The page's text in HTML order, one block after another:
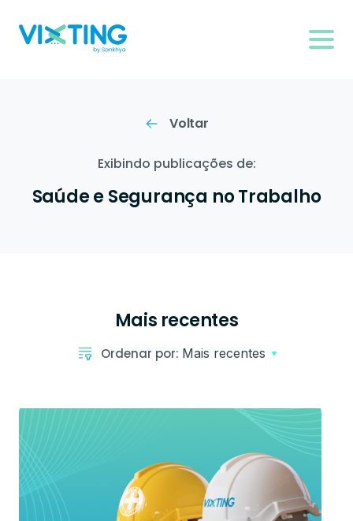
Exibindo publicações de:
Saúde e Segurança no Trabalho
Voltar
Mais recentes
Ordenar por: Mais recentes